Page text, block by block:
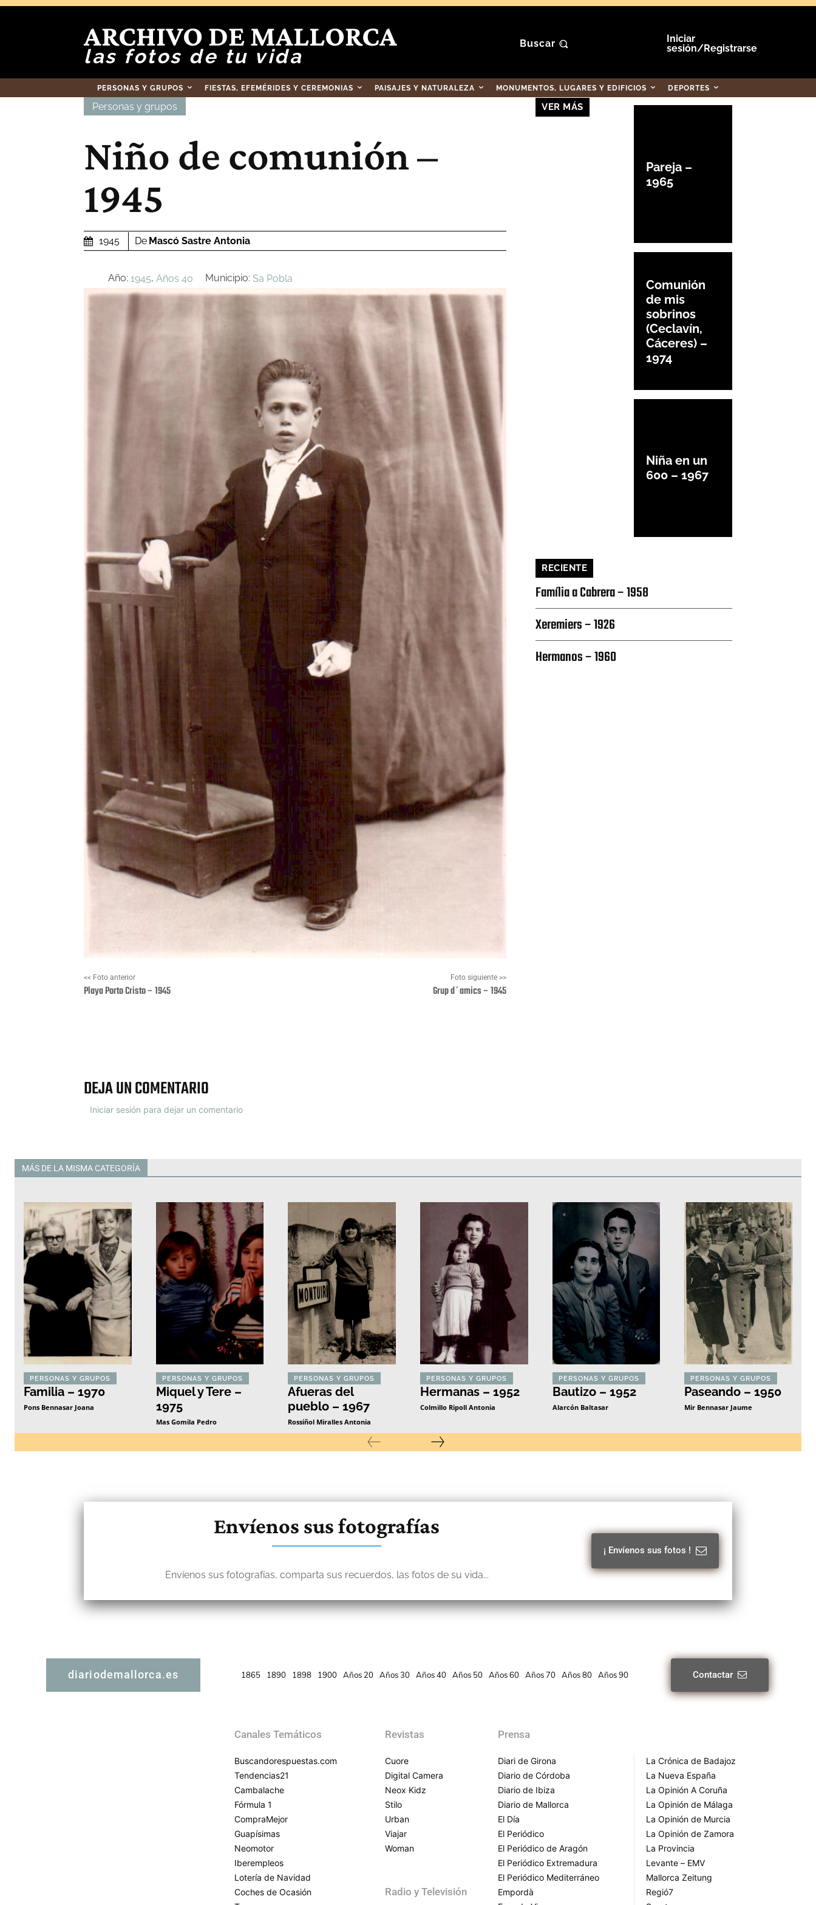
ARCHIVO DE MALLORCA
las fotos de tu vida
Buscar
Iniciar
sesión/Registrarse
PERSONAS Y GRUPOS FIESTAS, EFEMÉRIDES Y CEREMONIAS PAISAJES Y NATURALEZA MONUMENTOS, LUGARES Y EDIFICIOS DEPORTES
Personas y grupos
Niño de comunión –
1945
1945 De Mascó Sastre Antonia
Año: 1945, Años 40 Municipio: Sa Pobla
<< Foto anterior
Playa Porto Cristo – 1945
Foto siguiente >>
Grup d´amics – 1945
DEJA UN COMENTARIO
Iniciar sesión para dejar un comentario
VER MÁS
Pareja –
1965
Comunión
de mis
sobrinos
(Ceclavín,
Cáceres) –
1974
Niña en un
600 – 1967
RECIENTE
Família a Cabrera – 1958
Xeremiers – 1926
Hermanos – 1960
MÁS DE LA MISMA CATEGORÍA
PERSONAS Y GRUPOS
Familia – 1970
Pons Bennasar Joana
PERSONAS Y GRUPOS
Miquel y Tere –
1975
Mas Gomila Pedro
PERSONAS Y GRUPOS
Afueras del
pueblo – 1967
Rossiñol Miralles Antonia
PERSONAS Y GRUPOS
Hermanas – 1952
Colmillo Ripoll Antonia
PERSONAS Y GRUPOS
Bautizo – 1952
Alarcón Baltasar
PERSONAS Y GRUPOS
Paseando – 1950
Mir Bennasar Jaume
Envíenos sus fotografías
Envíenos sus fotografías, comparta sus recuerdos, las fotos de su vida...
¡ Envíenos sus fotos !
diariodemallorca.es 1865 1890 1898 1900 Años 20 Años 30 Años 40 Años 50 Años 60 Años 70 Años 80 Años 90 Contactar
Canales Temáticos
Buscandorespuestas.com
Tendencias21
Cambalache
Fórmula 1
CompraMejor
Guapísimas
Neomotor
Iberempleos
Lotería de Navidad
Coches de Ocasión
Revistas
Cuore
Digital Camera
Neox Kidz
Stilo
Urban
Viajar
Woman
Radio y Televisión
Prensa
Diari de Girona
Diario de Córdoba
Diario de Ibiza
Diario de Mallorca
El Día
El Periódico
El Periódico de Aragón
El Periódico Extremadura
El Periódico Mediterráneo
Empordà
La Crónica de Badajoz
La Nueva España
La Opinión A Coruña
La Opinión de Málaga
La Opinión de Murcia
La Opinión de Zamora
La Provincia
Levante – EMV
Mallorca Zeitung
Regió7